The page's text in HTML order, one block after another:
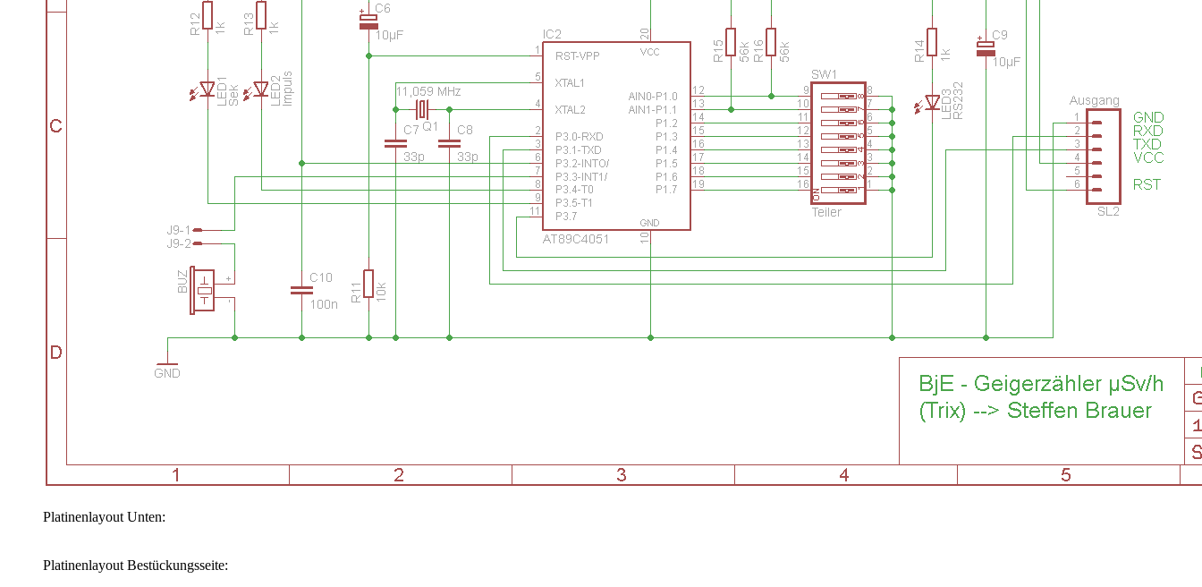
Platinenlayout Unten:
Platinenlayout Bestückungsseite: